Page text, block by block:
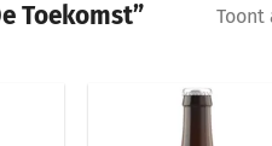
Toekomst” Toont